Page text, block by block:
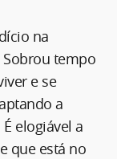
na
tempo
e se
a
elogiável a
que está no